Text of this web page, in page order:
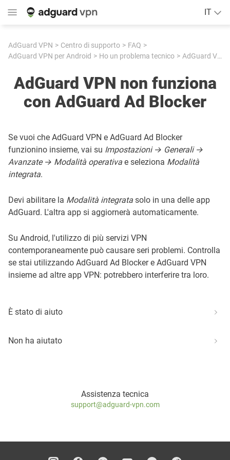
IT
AdGuard VPN Centro di supporto
FAQ
AdGuard VPN per Android
Ho un problema tecnico AdGuard VPN non funziona con AdGuard Ad Blocker
AdGuard VPN non funziona
con AdGuard Ad Blocker
Se vuoi che AdGuard VPN e AdGuard Ad Blocker
funzionino insieme, vai su Impostazioni → Generali →
Avanzate → Modalità operativa e seleziona Modalità
integrata.
Devi abilitare la Modalità integrata solo in una delle app
AdGuard. L'altra app si aggiornerà automaticamente.
Su Android, l'utilizzo di più servizi VPN
contemporaneamente può causare seri problemi. Controlla
se stai utilizzando AdGuard Ad Blocker e AdGuard VPN
insieme ad altre app VPN: potrebbero interferire tra loro.
È stato di aiuto
Non ha aiutato
Assistenza tecnica
support@adguard-vpn.com